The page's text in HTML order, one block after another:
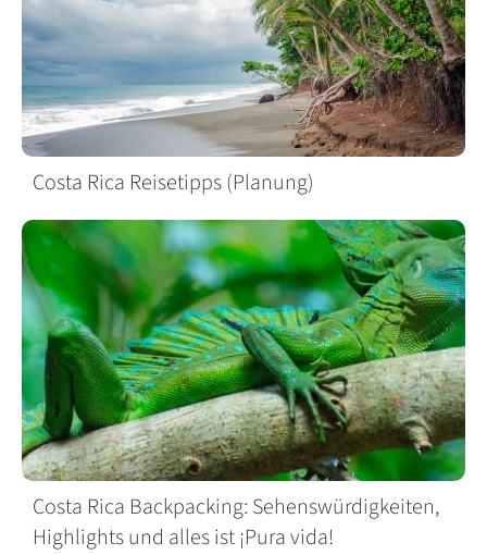
Costa Rica Reisetipps (Planung)
Costa Rica Backpacking: Sehenswürdigkeiten,
Highlights und alles ist ¡Pura vida!